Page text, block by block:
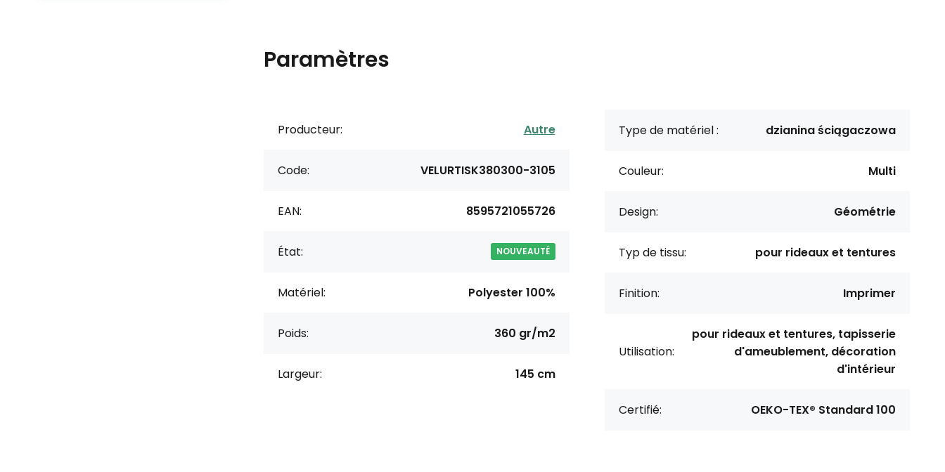
Paramètres
Producteur: Autre
Code: VELURTISK380300-3105
EAN: 8595721055726
État: NOUVEAUTÉ
Matériel: Polyester 100%
Poids: 360 gr/m2
Largeur: 145 cm
Type de matériel : dzianina ściągaczowa
Couleur: Multi
Design: Géométrie
Typ de tissu: pour rideaux et tentures
Finition: Imprimer
Utilisation:
pour rideaux et tentures, tapisserie
d'ameublement, décoration
d'intérieur
Certifié: OEKO-TEX® Standard 100